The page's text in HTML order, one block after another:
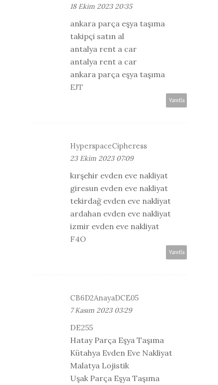
18 Ekim 2023 20:35
ankara parça eşya taşıma
takipçi satın al
antalya rent a car
antalya rent a car
ankara parça eşya taşıma
EJT
Yanıtla
HyperspaceCipheress
23 Ekim 2023 07:09
kırşehir evden eve nakliyat
giresun evden eve nakliyat
tekirdağ evden eve nakliyat
ardahan evden eve nakliyat
izmir evden eve nakliyat
F4O
Yanıtla
CB6D2AnayaDCE05
7 Kasım 2023 03:29
DE255
Hatay Parça Eşya Taşıma
Kütahya Evden Eve Nakliyat
Malatya Lojistik
Uşak Parça Eşya Taşıma